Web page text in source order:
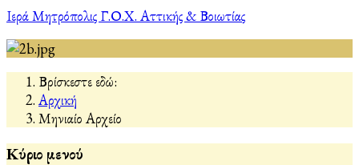
Ιερά Μητρόπολις Γ.Ο.Χ. Αττικής & Βοιωτίας
Βρίσκεστε εδώ:
Αρχική
Μηνιαίο Αρχείο
Κύριο μενού